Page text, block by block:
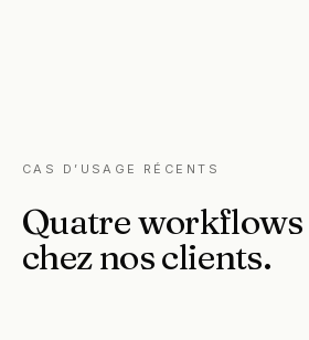
CAS D’USAGE RÉCENTS
Quatreworkflows
cheznosclients.